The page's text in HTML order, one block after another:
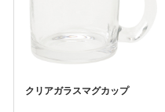
クリアガラスマグカップ